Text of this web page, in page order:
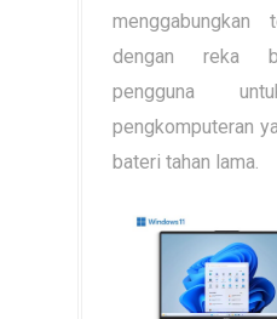
menggabungkan
dengan reka
pengguna
pengkomputeran
bateri tahan lama.